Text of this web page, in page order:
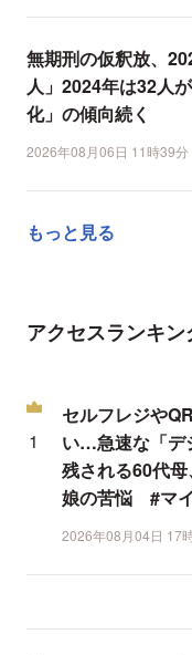
無期刑の仮釈放、
人」2024年は32人
化」の傾向続く
2026年08月06日 11時39分
もっと見る
アクセスランキン
セルフレジや
い…急速な「デ
残される60代
娘の苦悩 #マ
2026年08月04日 17